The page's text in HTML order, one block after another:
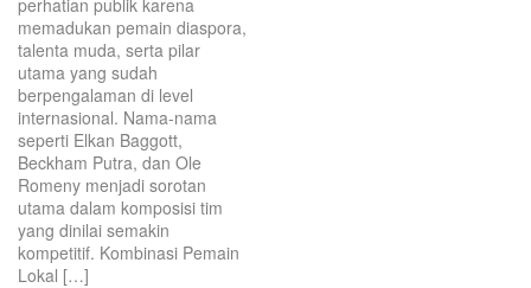
memadukan pemain diaspora,
talenta muda, serta pilar
utama yang sudah
berpengalaman di level
internasional. Nama-nama
seperti Elkan Baggott,
Beckham Putra, dan Ole
Romeny menjadi sorotan
utama dalam komposisi tim
yang dinilai semakin
kompetitif. Kombinasi Pemain
Lokal […]